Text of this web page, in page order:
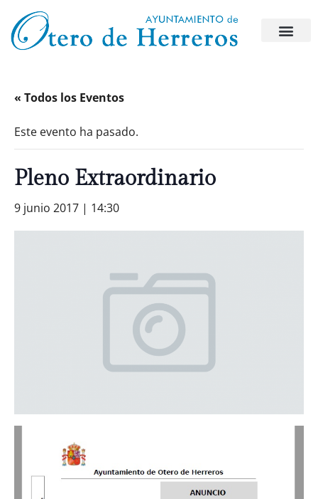
« Todos los Eventos
Este evento ha pasado.
Pleno Extraordinario
9 junio 2017 | 14:30